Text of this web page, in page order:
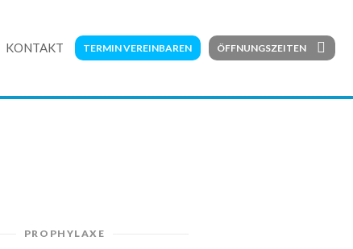
KONTAKT TERMIN VEREINBAREN ÖFFNUNGSZEITEN
PROPHYLAXE